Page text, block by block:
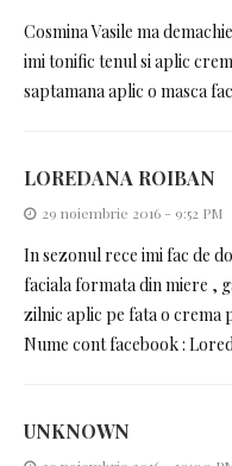
Cosmina Vasile ma
imi tonific tenul si aplic
saptamana aplic o masca
LOREDANA ROIBAN
29 noiembrie 2016 - 9:52 PM
In sezonul rece imi fac de
faciala formata din miere ,
zilnic aplic pe fata o crema
Nume cont facebook :
UNKNOWN